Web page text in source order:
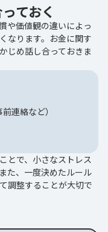
ておく
や価値観の違いによっ
なります。お金に関す
じめ話し合っておきま
連絡など）
とで、小さなストレス
た、一度決めたルール
調整することが大切で